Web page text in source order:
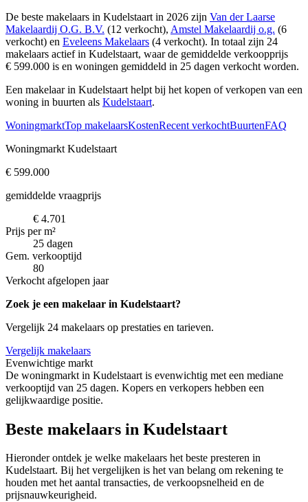
De beste makelaars in Kudelstaart in 2026 zijn Van der Laarse
Makelaardij O.G. B.V. (12 verkocht), Amstel Makelaardij o.g. (6
verkocht) en Eveleens Makelaars (4 verkocht). In totaal zijn 24
makelaars actief in Kudelstaart, waar de gemiddelde verkoopprijs
€ 599.000 is en woningen gemiddeld in 25 dagen verkocht worden.
Een makelaar in Kudelstaart helpt bij het kopen of verkopen van een
woning in buurten als Kudelstaart.
WoningmarktTop makelaarsKostenRecent verkochtBuurtenFAQ
Woningmarkt Kudelstaart
€ 599.000
gemiddelde vraagprijs
€ 4.701
Prijs per m²
25 dagen
Gem. verkooptijd
80
Verkocht afgelopen jaar
Zoek je een makelaar in Kudelstaart?
Vergelijk 24 makelaars op prestaties en tarieven.
Vergelijk makelaars
Evenwichtige markt
De woningmarkt in Kudelstaart is evenwichtig met een mediane
verkooptijd van 25 dagen. Kopers en verkopers hebben een
gelijkwaardige positie.
Beste makelaars in Kudelstaart
Hieronder ontdek je welke makelaars het beste presteren in
Kudelstaart. Bij het vergelijken is het van belang om rekening te
houden met het aantal transacties, de verkoopsnelheid en de
prijsnauwkeurigheid.